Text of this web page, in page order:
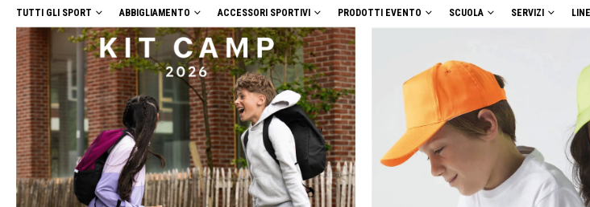
TUTTI GLI SPORT ABBIGLIAMENTO ACCESSORI SPORTIVI PRODOTTI EVENTO SCUOLA SERVIZI